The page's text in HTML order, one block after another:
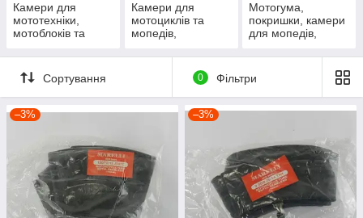
Камери для
мототехніки,
мотоблоків та
Marelli (Тайвань)
Камери для
мотоциклів та
мопедів,
Мотогума,
покришки, камери
для мопедів,
мотоциклів
Сортування
0 Фільтри
–3% –3%